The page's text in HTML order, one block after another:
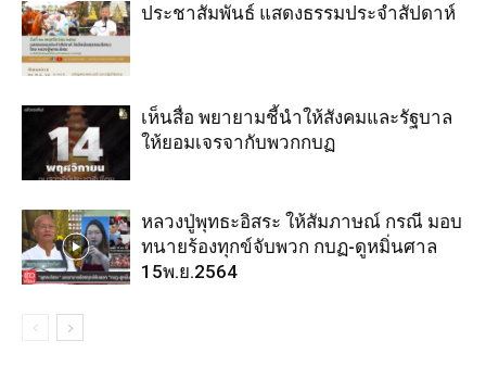
ประชาสัมพันธ์ แสดงธรรมประจำสัปดาห์
เห็นสื่อ พยายามชี้นำให้สังคมและรัฐบาล
ให้ยอมเจรจากับพวกกบฏ
หลวงปู่พุทธะอิสระ ให้สัมภาษณ์ กรณี มอบ
ทนายร้องทุกข์จับพวก กบฏ-ดูหมิ่นศาล
15พ.ย.2564